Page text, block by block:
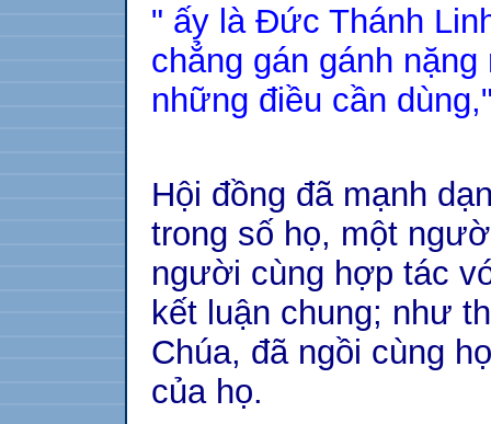
" ấy là Đức Thánh
chẳng gán gánh
những điều cần
Hội đồng đã mạnh
trong số họ, một
người cùng hợp tác
kết luận chung; như
Chúa, đã ngồi cùng
của họ.